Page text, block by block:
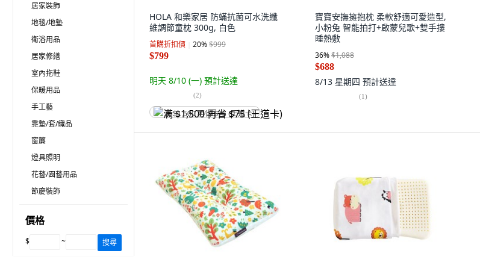
居家裝飾
地毯/地墊
衛浴用品
居家修繕
室內拖鞋
保暖用品
手工藝
靠墊/套/織品
窗簾
燈具照明
花藝/園藝用品
節慶裝飾
價格
$ ~ 搜尋
HOLA 和樂家居 防蟎抗菌可水洗纖
維調節童枕 300g, 白色
首購折扣價 20%$999
$799
明天 8/10 (一) 預計送達
(2)
满 $1,500 再省 $75 (王道卡)
寶寶安撫擁抱枕 柔軟舒適可愛造型,
小粉兔 智能拍打+啟蒙兒歌+雙手摟
睡熱敷
36%$1,088
$688
8/13 星期四 預計送達
(1)